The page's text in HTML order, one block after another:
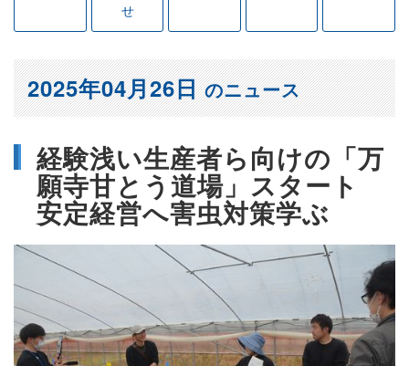
せ
経験浅い生産者ら向けの「万
願寺甘とう道場」スタート
安定経営へ害虫対策学ぶ
2025年04月26日のニュース